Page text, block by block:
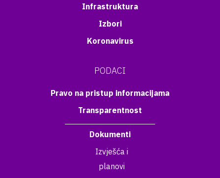
Infrastruktura
Izbori
Koronavirus
PODACI
Pravo na pristup informacijama
Transparentnost
Dokumenti
Izvješća i
planovi